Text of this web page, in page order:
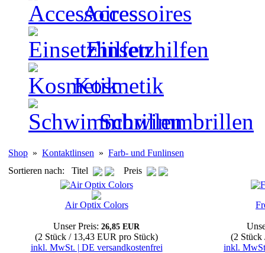
Accessoires
Einsetzhilfen
Kosmetik
Schwimmbrillen
Shop » Kontaktlinsen » Farb- und Funlinsen
Sortieren nach: Titel
Preis
Air Optix Colors
Unser Preis: 26,85 EUR
(2 Stück / 13,43 EUR pro Stück)
inkl. MwSt. | DE versandkostenfrei
(2 Stück
inkl.